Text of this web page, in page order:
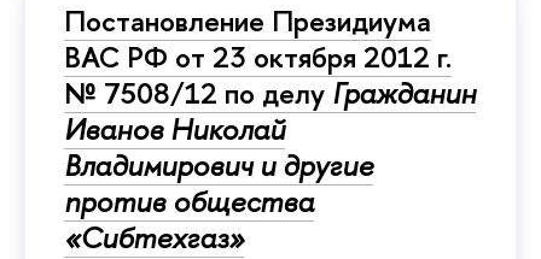
Постановление Президиума
ВАС РФ от 23 октября 2012 г.
№ 7508/12 по делу Гражданин
Иванов Николай
Владимирович и другие
против общества
«Сибтехгаз»